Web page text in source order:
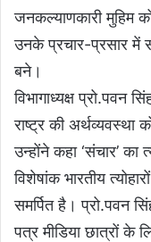
जनकल्याणकारी मुहिम
उनके प्रचार-प्रसार में
बने।
विभागाध्यक्ष प्रो.पवन
राष्ट्र की अर्थव्यवस्था
उन्होंने कहा ‘संचार’ का
विशेषांक भारतीय
समर्पित है। प्रो.पवन
पत्र मीडिया छात्रों के